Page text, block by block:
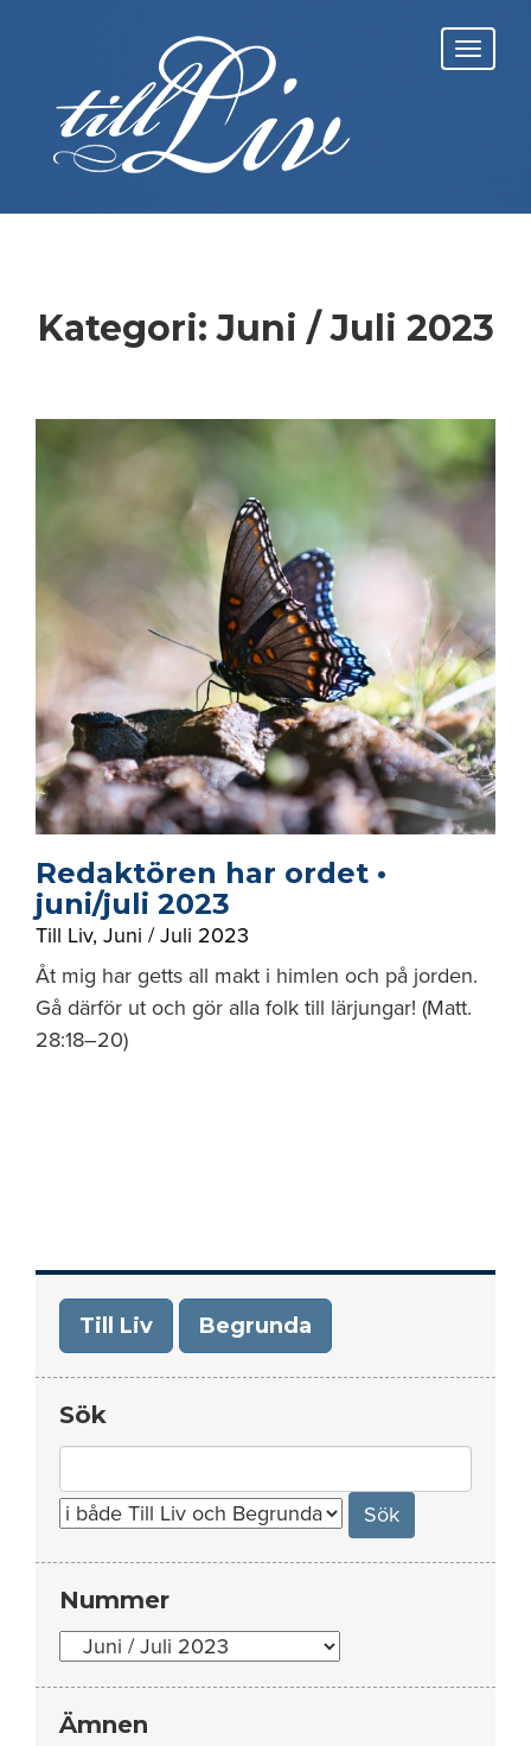
Kategori:Juni / Juli 2023
Redaktören har ordet •
juni/juli 2023
Till Liv, Juni / Juli 2023
Åt mig har getts all makt i himlen och på jorden.
Gå därför ut och gör alla folk till lärjungar! (Matt.
28:18–20)
Till Liv Begrunda
Sök
for:
Nummer
Nummer
Ämnen